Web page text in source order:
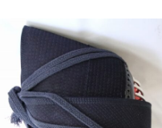
セ付けについて
せ 未分類